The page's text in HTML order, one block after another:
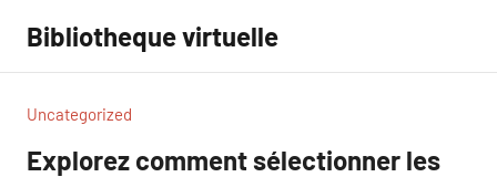
contenu
Bibliotheque virtuelle
Uncategorized
Explorez comment sélectionner les